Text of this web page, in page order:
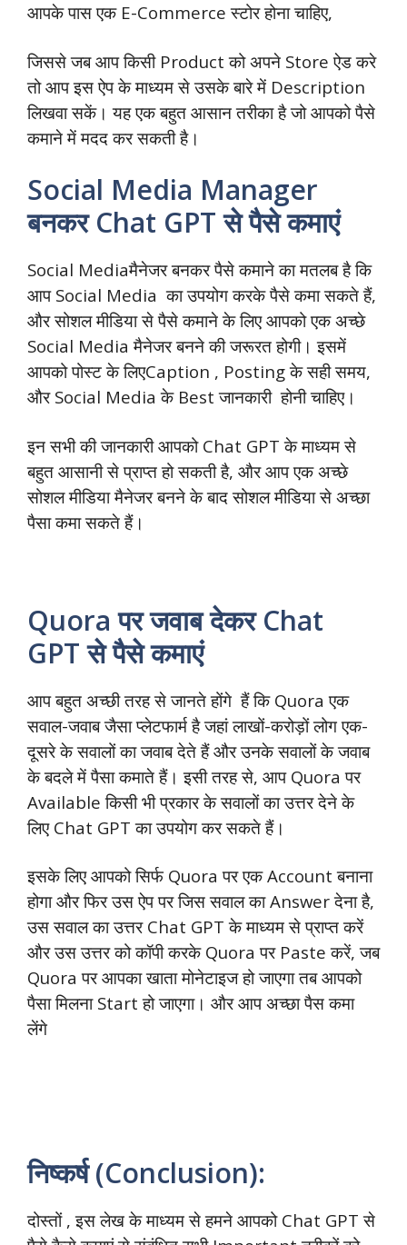
आपके पास एक E-Commerce स्टोर होना चाहिए,
जिससे जब आप किसी Product को अपने Store ऐड करे
तो आप इस ऐप के माध्यम से उसके बारे में Description
लिखवा सकें। यह एक बहुत आसान तरीका है जो आपको पैसे
कमाने में मदद कर सकती है।
Social Media Manager
बनकर Chat GPT से पैसे कमाएं
Social Mediaमैनेजर बनकर पैसे कमाने का मतलब है कि
आप Social Media का उपयोग करके पैसे कमा सकते हैं,
और सोशल मीडिया से पैसे कमाने के लिए आपको एक अच्छे
Social Media मैनेजर बनने की जरूरत होगी। इसमें
आपको पोस्ट के लिएCaption , Posting के सही समय,
और Social Media के Best जानकारी होनी चाहिए।
इन सभी की जानकारी आपको Chat GPT के माध्यम से
बहुत आसानी से प्राप्त हो सकती है, और आप एक अच्छे
सोशल मीडिया मैनेजर बनने के बाद सोशल मीडिया से अच्छा
पैसा कमा सकते हैं।
Quora पर जवाब देकर Chat
GPT से पैसे कमाएं
आप बहुत अच्छी तरह से जानते होंगे हैं कि Quora एक
सवाल-जवाब जैसा प्लेटफार्म है जहां लाखों-करोड़ों लोग एक-
दूसरे के सवालों का जवाब देते हैं और उनके सवालों के जवाब
के बदले में पैसा कमाते हैं। इसी तरह से, आप Quora पर
Available किसी भी प्रकार के सवालों का उत्तर देने के
लिए Chat GPT का उपयोग कर सकते हैं।
इसके लिए आपको सिर्फ Quora पर एक Account बनाना
होगा और फिर उस ऐप पर जिस सवाल का Answer देना है,
उस सवाल का उत्तर Chat GPT के माध्यम से प्राप्त करें
और उस उत्तर को कॉपी करके Quora पर Paste करें, जब
Quora पर आपका खाता मोनेटाइज हो जाएगा तब आपको
पैसा मिलना Start हो जाएगा। और आप अच्छा पैस कमा
लेंगे
निष्कर्ष (Conclusion):
दोस्तों , इस लेख के माध्यम से हमने आपको Chat GPT से